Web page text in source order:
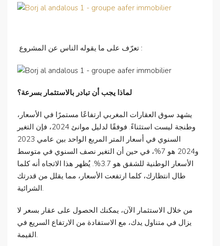
تعرّف على ما يقوله الناس عن المشروع :
لماذا يجب أن تبادر بالاستثمار بسرعة؟
يشهد سوق العقارات المغربي ارتفاعًا مستمرًا في الأسعار،
وطنجة ليست استثناءً. فوفقًا لدليل موانئ 2024، فإن التغير
السنوي في أسعار المتر المربع الواحد بين عامي 2023
و2024 هو 7%، في حين أن التغير نصف السنوي في متوسط
الأسعار الوطنية للشقق هو 3.7%. يُظهر هذا الاتجاه أنه كلما
طال انتظارك، كلما ارتفعت الأسعار، مما يقلل من قدرتك
الشرائية.
من خلال الاستثمار الآن، يمكنك الحصول على عقار بسعر لا
يزال في متناول يدك، مع الاستفادة من الارتفاع السريع في
القيمة.